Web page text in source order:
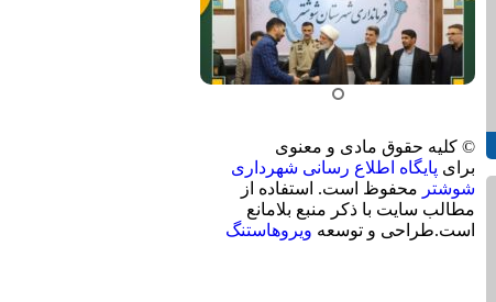
© کلیه حقوق مادی و معنوی
برای پایگاه اطلاع رسانی شهرداری
شوشتر محفوظ است. استفاده از
مطالب سایت با ذکر منبع بلامانع
است.طراحی و توسعه ویروهاستنگ